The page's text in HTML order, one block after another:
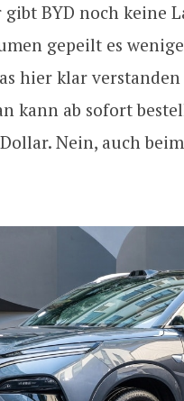
BYD noch keine
gepeilt es
hier klar
kann ab sofort
Nein, auch